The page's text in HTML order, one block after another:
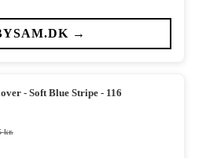
→
- Soft Blue Stripe - 116
kr.